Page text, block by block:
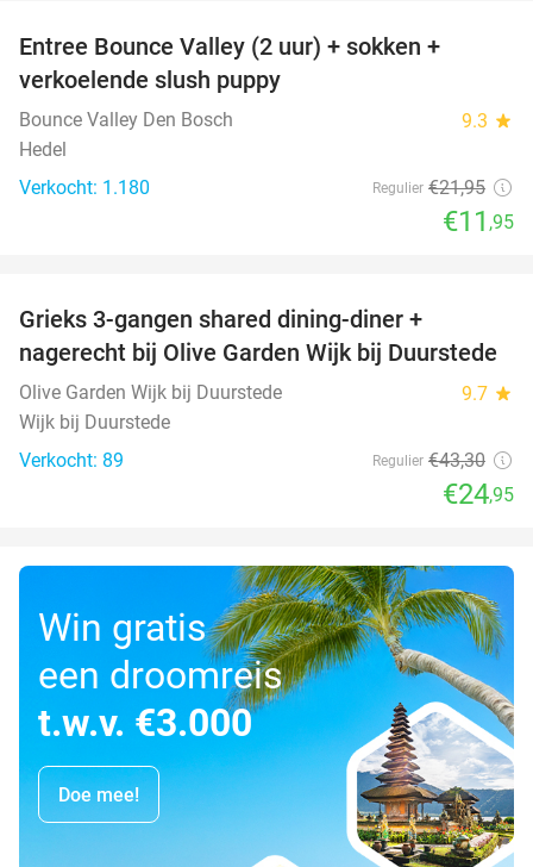
Entree Bounce Valley (2 uur) + sokken +
verkoelende slush puppy
Bounce Valley Den Bosch 9.3 star
Hedel
Verkocht: 1.180
Regulier €21,95
€11 ,95
Grieks 3-gangen shared dining-diner +
nagerecht bij Olive Garden Wijk bij Duurstede
Olive Garden Wijk bij Duurstede 9.7 star
Wijk bij Duurstede
Verkocht: 89
Regulier €43,30
€24,95
Win gratis
een droomreis
t.w.v. €3.000
Doe mee!